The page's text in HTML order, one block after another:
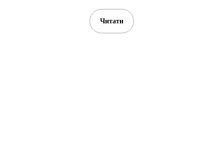
Читати